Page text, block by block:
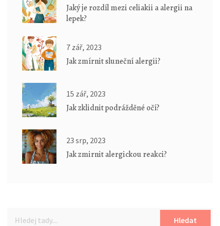
Jaký je rozdíl mezi celiakii a alergii na
lepek?
7 zář, 2023
Jak zmírnit sluneční alergii?
15 zář, 2023
Jak zklidnit podrážděné očí?
23 srp, 2023
Jak zmirnit alergickou reakci?
Hledat